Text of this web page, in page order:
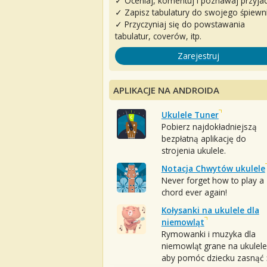
✓ Zapisz tabulatury do swojego
✓ Przyczyniaj się do powstawania
tabulatur, coverów, itp.
Zarejestruj
APLIKACJE NA ANDROIDA
Ukulele Tuner
Pobierz najdokładniejszą
bezpłatną aplikację do
strojenia ukulele.
Notacja Chwytów ukulele
Never forget how to play a
chord ever again!
Kołysanki na ukulele dla
niemowląt
Rymowanki i muzyka dla
niemowląt grane na
aby pomóc dziecku zasnąć